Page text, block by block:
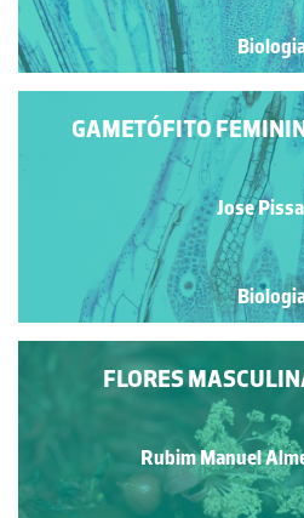
GAMETÓFITO
Jose
FLORES
Rubim Manuel